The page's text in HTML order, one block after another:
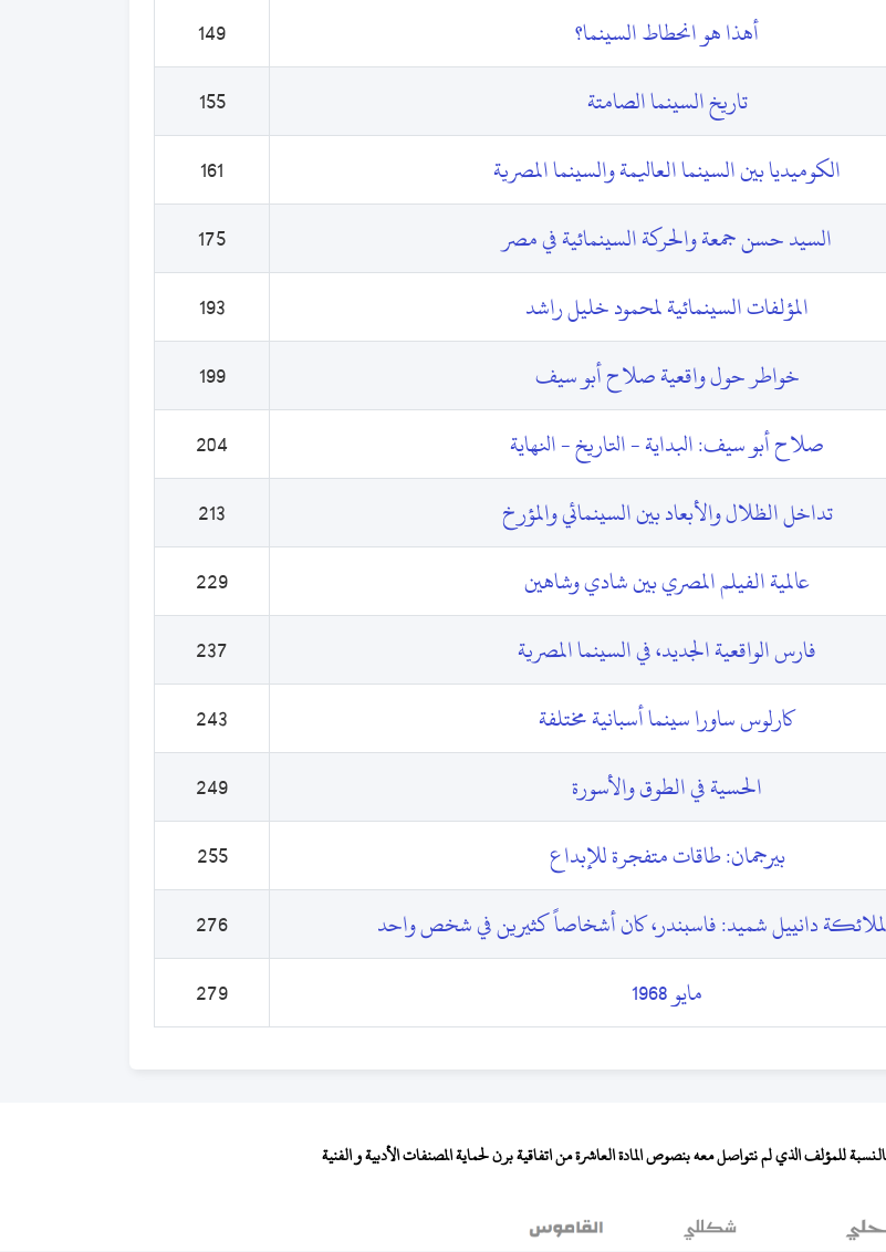
أهذا هو انحطاط السينما؟
149
تاريخ السينما الصامتة
155
الكوميديا بين السينما العاليمة والسينما المصرية
161
السيد حسن جمعة والحركة السينمائية في مصر
175
المؤلفات السينمائية لمحمود خليل راشد
193
خواطر حول واقعية صلاح أبو سيف
199
صلاح أبو سيف: البداية - التاريخ - النهاية
204
تداخل الظلال والأبعاد بين السينمائي والمؤرخ
213
عالمية الفيلم المصري بين شادي وشاهين
229
فارس الواقعية الجديد، في السينما المصرية
237
كارلوس ساورا سينما أسبانية مختلفة
243
الحسية في الطوق والأسورة
249
بيرجمان: طاقات متفجرة للإبداع
255
دانييل شميد: فاسبندر، كان أشخاصاً كثيرين في شخص واحد
276
مايو 1968 279
للمؤلف الذي لم نتواصل معه بنصوص المادة العاشرة من اتفاقية برن لحماية المصنفات الأدبية و الفنية